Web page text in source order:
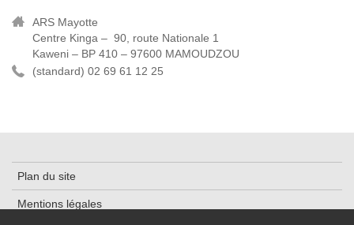
ARS Mayotte
Centre Kinga – 90, route Nationale 1
Kaweni – BP 410 – 97600 MAMOUDZOU
(standard) 02 69 61 12 25
Plan du site
Mentions légales